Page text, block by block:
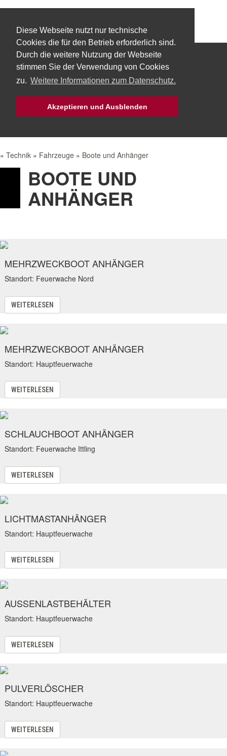
Diese Webseite nutzt nur technische
Cookies die für den Betrieb erforderlich sind.
Durch die weitere Nutzung der Webseite
stimmen Sie der Verwendung von Cookies
zu. Weitere Informationen zum Datenschutz.
Akzeptieren und Ausblenden
Start Über uns Fachbereiche
» Technik » Fahrzeuge » Boote und Anhänger
BOOTE UND
ANHÄNGER
MEHRZWECKBOOT ANHÄNGER
Standort: Feuerwache Nord
WEITERLESEN
MEHRZWECKBOOT ANHÄNGER
Standort: Hauptfeuerwache
WEITERLESEN
SCHLAUCHBOOT ANHÄNGER
Standort: Feuerwache Ittling
WEITERLESEN
LICHTMASTANHÄNGER
Standort: Hauptfeuerwache
WEITERLESEN
AUSSENLASTBEHÄLTER
Standort: Hauptfeuerwache
WEITERLESEN
PULVERLÖSCHER
Standort: Hauptfeuerwache
WEITERLESEN